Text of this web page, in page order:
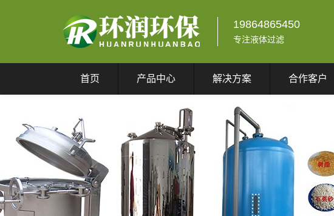
19864865450
专注液体过滤
首页 产品中心 解决方案 合作客户